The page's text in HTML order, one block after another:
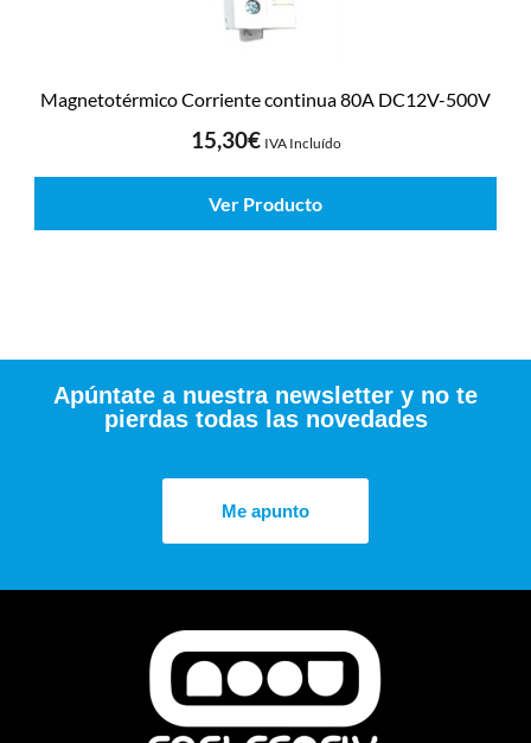
Magnetotérmico Corriente continua 80A DC12V-500V
15,30€ IVA Incluído
Ver Producto
Apúntate a nuestra newsletter y no te
pierdas todas las novedades
Me apunto